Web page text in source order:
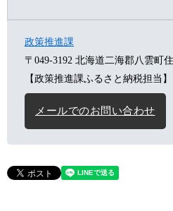
政策推進課
〒049-3192 北海道二海郡八雲町
【政策推進課ふるさと納税担当】
メールでのお問い合わせ